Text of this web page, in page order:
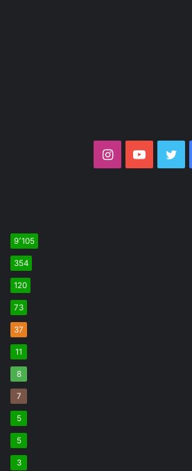
فيسبوك تويتر يوتيوب
9٬105
354
120
73
37
11
8
7
5
5
3